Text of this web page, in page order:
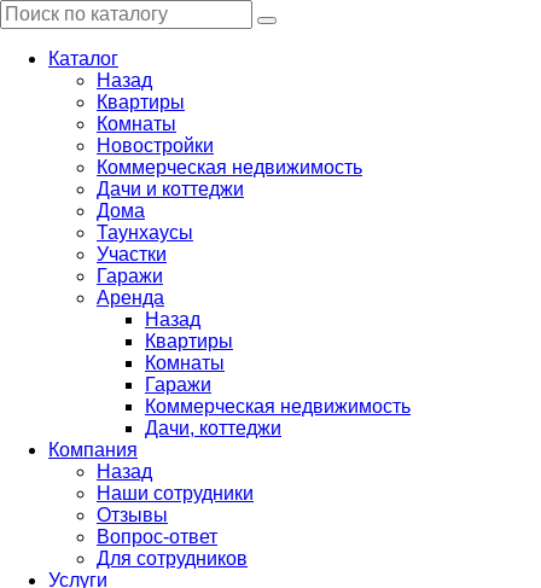
Каталог
Назад
Квартиры
Комнаты
Новостройки
Коммерческая недвижимость
Дачи и коттеджи
Дома
Таунхаусы
Участки
Гаражи
Аренда
Назад
Квартиры
Комнаты
Гаражи
Коммерческая недвижимость
Дачи, коттеджи
Компания
Назад
Наши сотрудники
Отзывы
Вопрос-ответ
Для сотрудников
Услуги